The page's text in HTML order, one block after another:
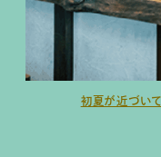
初夏が近づい